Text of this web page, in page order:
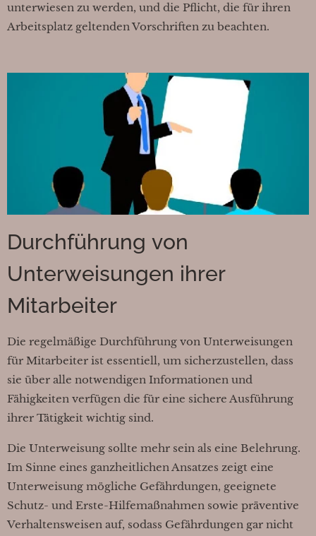
unterwiesen zu werden, und die Pflicht, die für ihren
Arbeitsplatz geltenden Vorschriften zu beachten.
Durchführung von
Unterweisungen ihrer
Mitarbeiter
Die regelmäßige Durchführung von Unterweisungen
für Mitarbeiter ist essentiell, um sicherzustellen, dass
sie über alle notwendigen Informationen und
Fähigkeiten verfügen die für eine sichere Ausführung
ihrer Tätigkeit wichtig sind.
Die Unterweisung sollte mehr sein als eine Belehrung.
Im Sinne eines ganzheitlichen Ansatzes zeigt eine
Unterweisung mögliche Gefährdungen, geeignete
Schutz- und Erste-Hilfemaßnahmen sowie präventive
Verhaltensweisen auf, sodass Gefährdungen gar nicht